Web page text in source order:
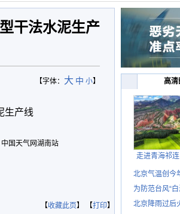
干法水泥生产
【字体： 大 中 小】
生产线
国天气网湖南站
【收藏此页】 【打印】
高清
走进青海祁
北京气温创今
为防范台风“白
北京降雨过后